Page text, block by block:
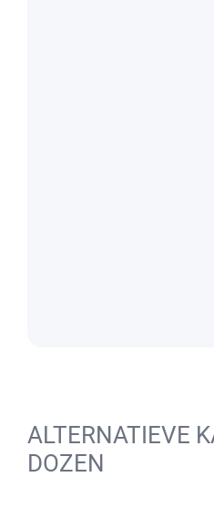
ALTERNATIEVE
DOZEN